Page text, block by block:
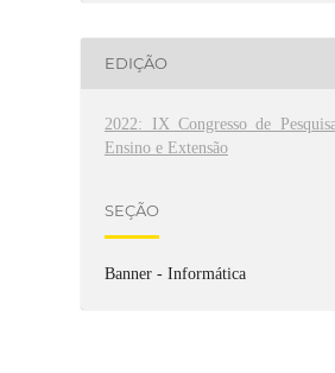
EDIÇÃO
2022: IX Congresso de
Ensino e Extensão
SEÇÃO
Banner - Informática